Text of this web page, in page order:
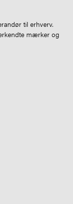
til erhverv.
mærker og